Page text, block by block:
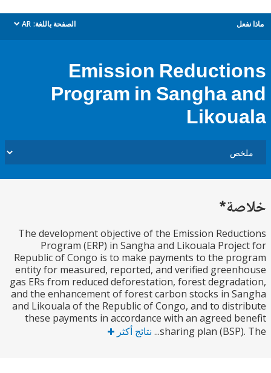
الصفحة باللغة: AR
dropdown
Emission
Program in Sangha
The development objective of the Emission
Program (ERP) in Sangha and Likouala
Republic of Congo is to make payments to the
entity for measured, reported, and verified
gas ERs from reduced deforestation, forest
and the enhancement of forest carbon stocks in
and Likouala of the Republic of Congo, and to
these payments in accordance with an agreed
sharing plan نتائج أكثر